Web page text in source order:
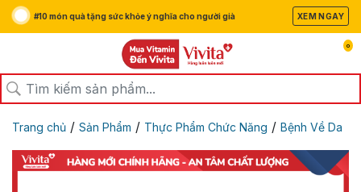
#10 món quà tặng sức khỏe ý nghĩa cho người già XEM NGAY
0
Trang chủ / Sản Phẩm / Thực Phẩm Chức Năng / Bệnh Về Da